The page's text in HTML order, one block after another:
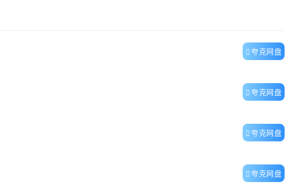
夸克网盘
夸克网盘
夸克网盘
夸克网盘